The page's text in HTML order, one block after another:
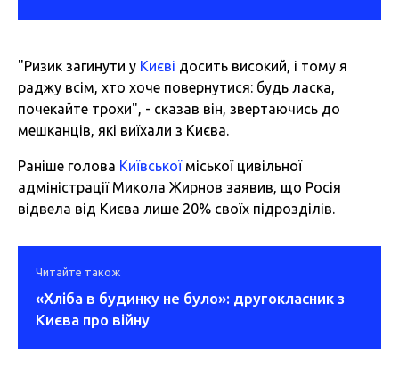
"Ризик загинути у Києві досить високий, і тому я
раджу всім, хто хоче повернутися: будь ласка,
почекайте трохи", - сказав він, звертаючись до
мешканців, які виїхали з Києва.
Раніше голова Київськоїміської цивільної
адміністрації Микола Жирнов заявив, що Росія
відвела від Києва лише 20% своїх підрозділів.
Читайте також
«Хліба в будинку не було»: другокласник з
Києва про війну